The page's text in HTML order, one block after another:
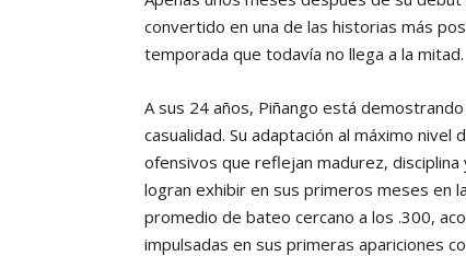
convertido en una de las historias más
temporada que todavía no llega a la mitad.
A sus 24 años, Piñango está
casualidad. Su adaptación al máximo
ofensivos que reflejan madurez,
logran exhibir en sus primeros meses en
promedio de bateo cercano a los .300,
impulsadas en sus primeras apariciones